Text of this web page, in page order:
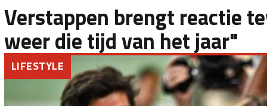
Verstappen brengt reactie
weer die tijd van het jaar"
LIFESTYLE